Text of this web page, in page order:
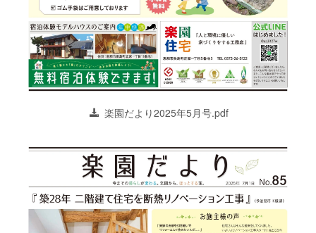
楽園だより2025年5月号.pdf